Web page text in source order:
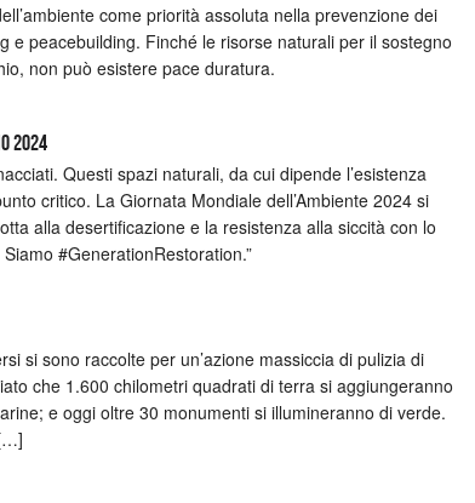
come priorità assoluta nella prevenzione dei
e peacebuilding. Finché le risorse naturali per il sostegno
non può esistere pace duratura.
2024
Questi spazi naturali, da cui dipende l’esistenza
critico. La Giornata Mondiale dell’Ambiente 2024 si
alla desertificazione e la resistenza alla siccità con lo
#GenerationRestoration.”
si sono raccolte per un’azione massiccia di pulizia di
che 1.600 chilometri quadrati di terra si aggiungeranno
e oggi oltre 30 monumenti si illumineranno di verde.